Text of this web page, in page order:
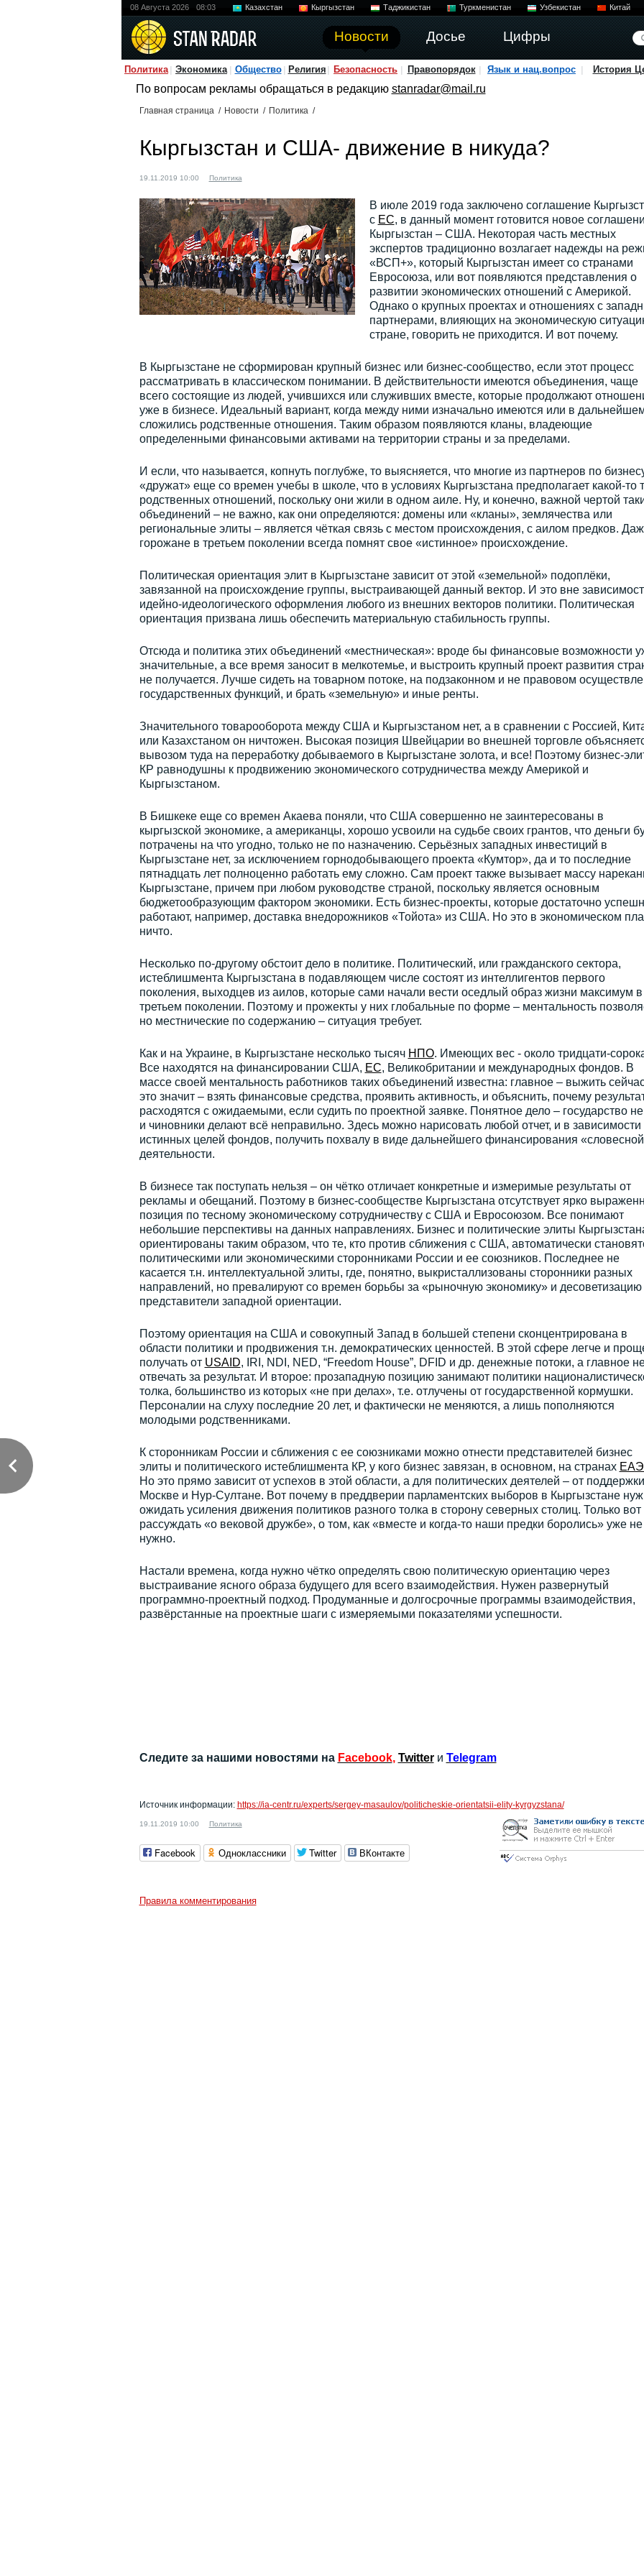
08 Августа 2026 08:03 Казахстан Кыргызстан Таджикистан Туркменистан Узбекистан Китай
Новости Досье Цифры
Политика Экономика Общество Религия Безопасность Правопорядок Язык и нац.вопрос История
По вопросам рекламы обращаться в редакцию stanradar@mail.ru
Главная страница / Новости / Политика /
Кыргызстан и США- движение в никуда?
19.11.2019 10:00 Политика
В июле 2019 года заключено соглашение
с ЕС, в данный момент готовится новое
Кыргызстан – США. Некоторая часть местных
экспертов традиционно возлагает надежды на
«ВСП+», который Кыргызстан имеет со странами
Евросоюза, или вот появляются представления о
развитии экономических отношений с Америкой.
Однако о крупных проектах и отношениях с
партнерами, влияющих на экономическую
стране, говорить не приходится. И вот почему.
В Кыргызстане не сформирован крупный бизнес или бизнес-сообщество, если этот процесс
рассматривать в классическом понимании. В действительности имеются объединения, чаще
всего состоящие из людей, учившихся или служивших вместе, которые продолжают
уже в бизнесе. Идеальный вариант, когда между ними изначально имеются или в
сложились родственные отношения. Таким образом появляются кланы, владеющие
определенными финансовыми активами на территории страны и за пределами.
И если, что называется, копнуть поглубже, то выясняется, что многие из партнеров по
«дружат» еще со времен учебы в школе, что в условиях Кыргызстана предполагает какой-то
родственных отношений, поскольку они жили в одном аиле. Ну, и конечно, важной чертой
объединений – не важно, как они определяются: домены или «кланы», землячества или
региональные элиты – является чёткая связь с местом происхождения, с аилом предков.
горожане в третьем поколении всегда помнят свое «истинное» происхождение.
Политическая ориентация элит в Кыргызстане зависит от этой «земельной» подоплёки,
завязанной на происхождение группы, выстраивающей данный вектор. И это вне
идейно-идеологического оформления любого из внешних векторов политики. Политическая
ориентация призвана лишь обеспечить материальную стабильность группы.
Отсюда и политика этих объединений «местническая»: вроде бы финансовые возможности
значительные, а все время заносит в мелкотемье, и выстроить крупный проект развития
не получается. Лучше сидеть на товарном потоке, на подзаконном и не правовом
государственных функций, и брать «земельную» и иные ренты.
Значительного товарооборота между США и Кыргызстаном нет, а в сравнении с Россией,
или Казахстаном он ничтожен. Высокая позиция Швейцарии во внешней торговле
вывозом туда на переработку добываемого в Кыргызстане золота, и все! Поэтому бизнес-
КР равнодушны к продвижению экономического сотрудничества между Америкой и
Кыргызстаном.
В Бишкеке еще со времен Акаева поняли, что США совершенно не заинтересованы в
кыргызской экономике, а американцы, хорошо усвоили на судьбе своих грантов, что деньги
потрачены на что угодно, только не по назначению. Серьёзных западных инвестиций в
Кыргызстане нет, за исключением горнодобывающего проекта «Кумтор», да и то последние
пятнадцать лет полноценно работать ему сложно. Сам проект также вызывает массу
Кыргызстане, причем при любом руководстве страной, поскольку является основным
бюджетообразующим фактором экономики. Есть бизнес-проекты, которые достаточно
работают, например, доставка внедорожников «Тойота» из США. Но это в экономическом
ничто.
Несколько по-другому обстоит дело в политике. Политический, или гражданского сектора,
истеблишмента Кыргызстана в подавляющем числе состоят из интеллигентов первого
поколения, выходцев из аилов, которые сами начали вести оседлый образ жизни максимум в
третьем поколении. Поэтому и прожекты у них глобальные по форме – ментальность
но местнические по содержанию – ситуация требует.
Как и на Украине, в Кыргызстане несколько тысяч НПО. Имеющих вес - около тридцати-
Все находятся на финансировании США, ЕС, Великобритании и международных фондов. В
массе своей ментальность работников таких объединений известна: главное – выжить
это значит – взять финансовые средства, проявить активность, и объяснить, почему
расходятся с ожидаемыми, если судить по проектной заявке. Понятное дело – государство не
и чиновники делают всё неправильно. Здесь можно нарисовать любой отчет, и в зависимости
истинных целей фондов, получить похвалу в виде дальнейшего финансирования
деятельности.
В бизнесе так поступать нельзя – он чётко отличает конкретные и измеримые результаты от
рекламы и обещаний. Поэтому в бизнес-сообществе Кыргызстана отсутствует ярко
позиция по тесному экономическому сотрудничеству с США и Евросоюзом. Все понимают
небольшие перспективы на данных направлениях. Бизнес и политические элиты
ориентированы таким образом, что те, кто против сближения с США, автоматически
политическими или экономическими сторонниками России и ее союзников. Последнее не
касается т.н. интеллектуальной элиты, где, понятно, выкристаллизованы сторонники разных
направлений, но превалируют со времен борьбы за «рыночную экономику» и десоветизацию
представители западной ориентации.
Поэтому ориентация на США и совокупный Запад в большей степени сконцентрирована в
области политики и продвижения т.н. демократических ценностей. В этой сфере легче и
получать от USAID, IRI, NDI, NED, “Freedom House”, DFID и др. денежные потоки, а главное
отвечать за результат. И второе: прозападную позицию занимают политики
толка, большинство из которых «не при делах», т.е. отлучены от государственной кормушки.
Персоналии на слуху последние 20 лет, и фактически не меняются, а лишь пополняются
молодыми родственниками.
К сторонникам России и сближения с ее союзниками можно отнести представителей бизнес
элиты и политического истеблишмента КР, у кого бизнес завязан, в основном, на странах
Но это прямо зависит от успехов в этой области, а для политических деятелей – от
Москве и Нур-Султане. Вот почему в преддверии парламентских выборов в Кыргызстане
ожидать усиления движения политиков разного толка в сторону северных столиц. Только вот
рассуждать «о вековой дружбе», о том, как «вместе и когда-то наши предки боролись» уже не
нужно.
Настали времена, когда нужно чётко определять свою политическую ориентацию через
выстраивание ясного образа будущего для всего взаимодействия. Нужен развернутый
программно-проектный подход. Продуманные и долгосрочные программы взаимодействия,
развёрстанные на проектные шаги с измеряемыми показателями успешности.
Следите за нашими новостями на Facebook, Twitter и Telegram
Источник информации: https://ia-centr.ru/experts/sergey-masaulov/politicheskie-orientatsii-elity-kyrgyzstana/
19.11.2019 10:00 Политика
Facebook Одноклассники Twitter ВКонтакте
Правила комментирования